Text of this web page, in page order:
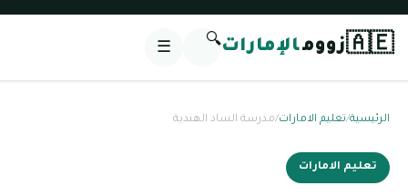
🇦🇪زوومالإمارات🔍
☰
الرئيسية/تعليم الامارات/مدرسة الساد الهندية
تعليم الامارات